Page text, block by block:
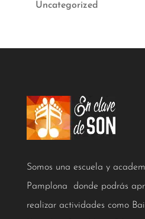
Uncategorized
Somos una escuela y
Pamplona donde podrás
realizar actividades como